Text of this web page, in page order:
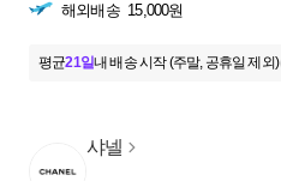
해외배송 15,000원
평균21일내 배송 시작 (주말, 공휴일 제외)
샤넬